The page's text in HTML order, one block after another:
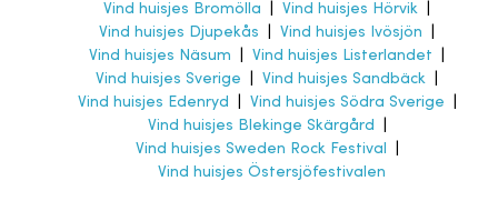
Vind huisjes Bromölla
Vind huisjes Hörvik
Vind huisjes Djupekås
Vind huisjes Ivösjön
Vind huisjes Näsum
Vind huisjes Listerlandet
Vind huisjes Sverige
Vind huisjes Sandbäck
Vind huisjes Edenryd
Vind huisjes Södra Sverige
Vind huisjes Blekinge Skärgård
Vind huisjes Sweden Rock Festival
Vind huisjes Östersjöfestivalen